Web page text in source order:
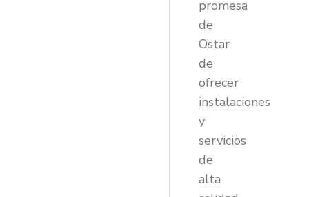
promesa
de
Ostar
de
ofrecer
instalaciones
y
servicios
de
alta